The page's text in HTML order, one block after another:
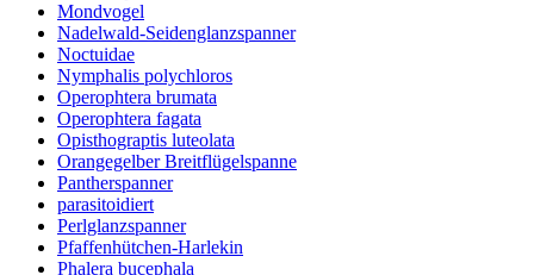
Mondvogel
Nadelwald-Seidenglanzspanner
Noctuidae
Nymphalis polychloros
Operophtera brumata
Operophtera fagata
Opisthograptis luteolata
Orangegelber Breitflügelspanne
Pantherspanner
parasitoidiert
Perlglanzspanner
Pfaffenhütchen-Harlekin
Phalera bucephala